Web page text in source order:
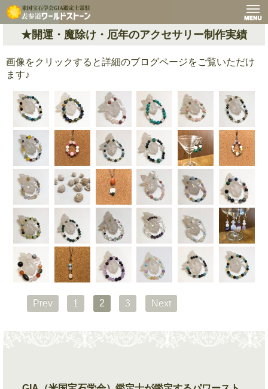
★開運・魔除け・厄年のアクセサリー制作実績
画像をクリックすると詳細のブログページをご覧いただけ
ます♪
Prev 1 2 3 Next